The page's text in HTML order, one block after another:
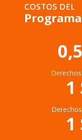
COSTOS DEL
Programa
1
1